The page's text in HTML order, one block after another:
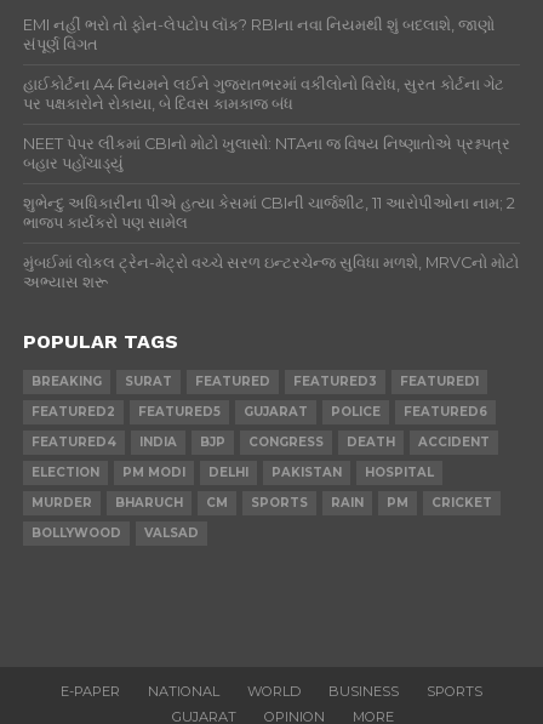
EMI નહીં ભરો તો ફોન-લેપટોપ લૉક? RBIના નવા નિયમથી શું બદલાશે, જાણો
સંપૂર્ણ વિગત
હાઈકોર્ટના A4 નિયમને લઈને ગુજરાતભરમાં વકીલોનો વિરોધ, સુરત કોર્ટના ગેટ
પર પક્ષકારોને રોકાયા, બે દિવસ કામકાજ બંધ
NEET પેપર લીકમાં CBIનો મોટો ખુલાસો: NTAના જ વિષય નિષ્ણાતોએ પ્રશ્નપત્ર
બહાર પહોંચાડ્યું
શુભેન્દુ અધિકારીના પીએ હત્યા કેસમાં CBIની ચાર્જશીટ, 11 આરોપીઓના નામ; 2
ભાજપ કાર્યકરો પણ સામેલ
મુંબઈમાં લોકલ ટ્રેન-મેટ્રો વચ્ચે સરળ ઇન્ટરચેન્જ સુવિધા મળશે, MRVCનો મોટો
અભ્યાસ શરૂ
POPULAR TAGS
BREAKING SURAT FEATURED FEATURED3
FEATURED1
FEATURED2
FEATURED5 GUJARAT POLICE
FEATURED6
FEATURED4
INDIA BJP CONGRESS DEATH
ACCIDENT
ELECTION
PM MODI DELHI PAKISTAN
HOSPITAL
MURDER
BHARUCH CM SPORTS RAIN PM
CRICKET
BOLLYWOOD
VALSAD
E-PAPER NATIONAL WORLD BUSINESS
SPORTS
GUJARAT
OPINION MORE